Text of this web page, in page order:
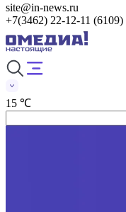
site@in-news.ru
+7(3462) 22-12-11 (6109)
15 ℃